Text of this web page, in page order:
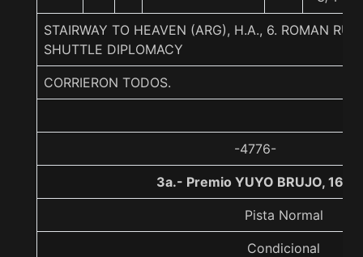
STAIRWAY TO HEAVEN (ARG), H.A., 6. ROMAN
SHUTTLE DIPLOMACY
CORRIERON TODOS.
-4776-
3a.- Premio YUYO BRUJO,
Pista Normal
Condicional